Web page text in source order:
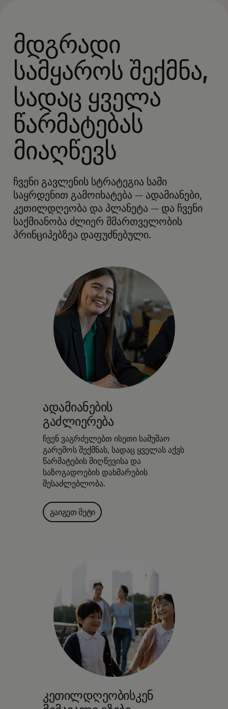
მდგრადი
სამყაროს შექმნა,
სადაც ყველა
წარმატებას
მიაღწევს
ჩვენი გავლენის სტრატეგია სამი
საყრდენით გამოიხატება — ადამიანები,
კეთილდღეობა და პლანეტა — და ჩვენი
საქმიანობა ძლიერ მმართველობის
პრინციპებზეა დაფუძნებული.
ადამიანების
გაძლიერება
ჩვენ ვაგრძელებთ ისეთი სამუშაო
გარემოს შექმნას, სადაც ყველას აქვს
წარმატების მიღწევისა და
საზოგადოების დახმარების
შესაძლებლობა.
გაიგეთ მეტი
კეთილდღეობისკენ